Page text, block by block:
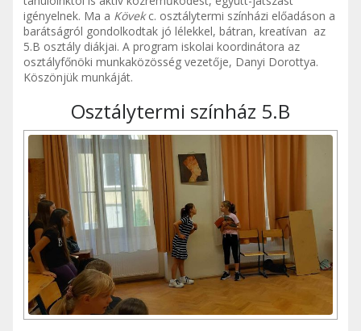
igényelnek. Ma a Kövekc. osztálytermi színházi előadáson a
barátságról gondolkodtak jó lélekkel, bátran, kreatívan az
5.B osztály diákjai. A program iskolai koordinátora az
osztályfőnöki munkaközösség vezetője, Danyi Dorottya.
Köszönjük munkáját.
Osztálytermi színház 5.B